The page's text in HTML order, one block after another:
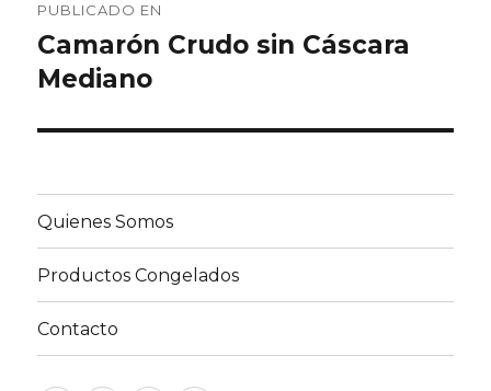
de
entradas
PUBLICADO EN
Camarón Crudo sin Cáscara
Mediano
Quienes Somos
Productos Congelados
Contacto